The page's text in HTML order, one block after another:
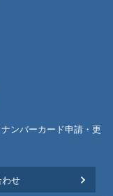
ンバーカード申請・更
わせ